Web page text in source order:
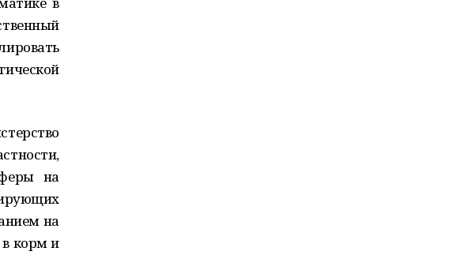
на
на
в корм и